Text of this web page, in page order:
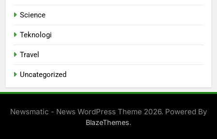
Science
Teknologi
Travel
Uncategorized
Newsmatic - News WordPress Theme 2026. Powered By
BlazeThemes.